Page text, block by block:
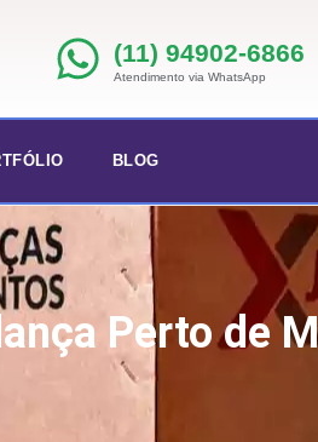
(11) 94902-6866
Atendimento via WhatsApp
BLOG
Perto de